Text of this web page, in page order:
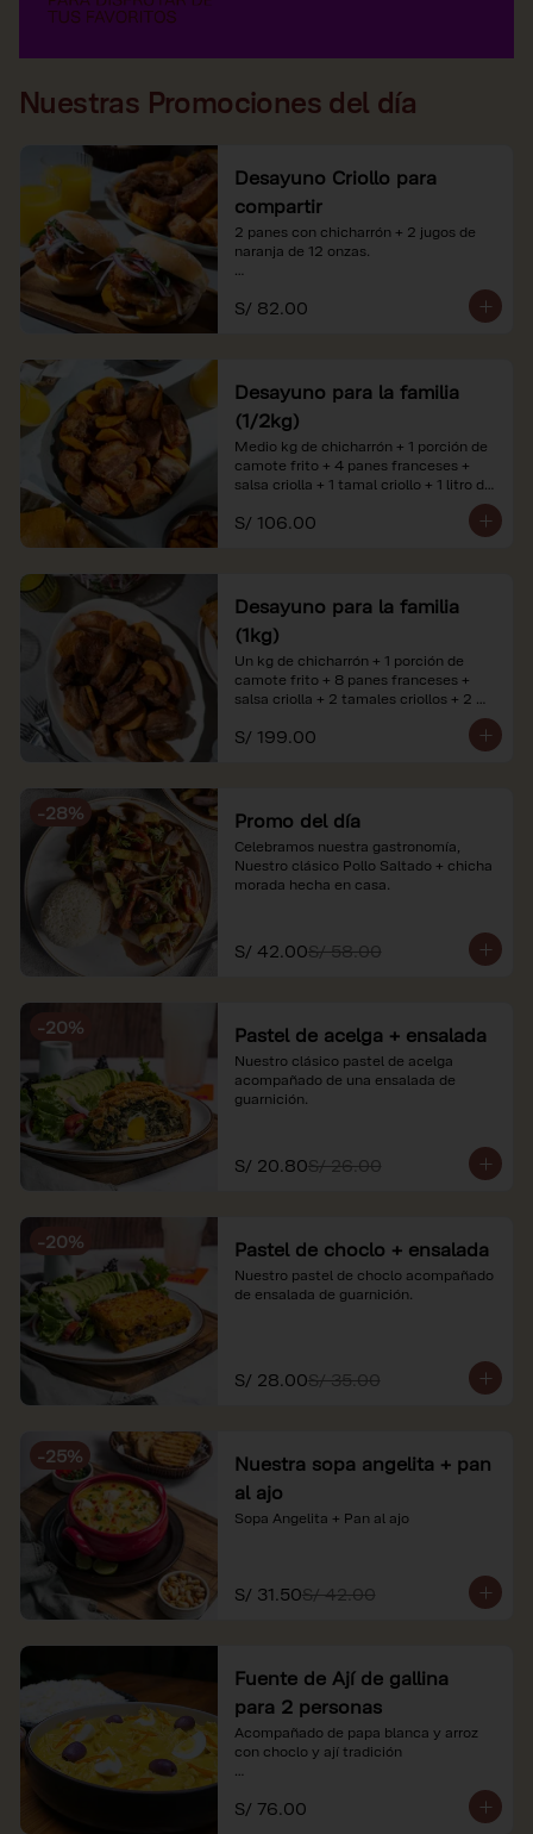
Nuestras Promociones del día
Desayuno Criollo para
compartir
2 panes con chicharrón + 2 jugos de
naranja de 12 onzas.
*Nuestros precios están expresados en
soles e incluyen impuestos de ley y
S/ 82.00
Desayuno para la familia
(1/2kg)
Medio kg de chicharrón + 1 porción de
camote frito + 4 panes franceses +
salsa criolla + 1 tamal criollo + 1 litro de
*Nuestros precios están expresados en
referenciales.
S/ 106.00
Desayuno para la familia
(1kg)
Un kg de chicharrón + 1 porción de
camote frito + 8 panes franceses +
salsa criolla + 2 tamales criollos + 2
*Nuestros precios están expresados en
referenciales.
S/ 199.00
-28% Promo del día
Celebramos nuestra gastronomía,
Nuestro clásico Pollo Saltado + chicha
morada hecha en casa.
S/ 42.00S/ 58.00
-20% Pastel de acelga + ensalada
Nuestro clásico pastel de acelga
acompañado de una ensalada de
guarnición.
S/ 20.80S/ 26.00
-20% Pastel de choclo + ensalada
Nuestro pastel de choclo acompañado
de ensalada de guarnición.
S/ 28.00S/ 35.00
-25%
Nuestra sopa angelita + pan
al ajo
Sopa Angelita + Pan al ajo
S/ 31.50S/ 42.00
Fuente de Ají de gallina
para 2 personas
Acompañado de papa blanca y arroz
con choclo y ají tradición
*Nuestros precios están expresados en
soles e incluyen impuestos de ley y
S/ 76.00